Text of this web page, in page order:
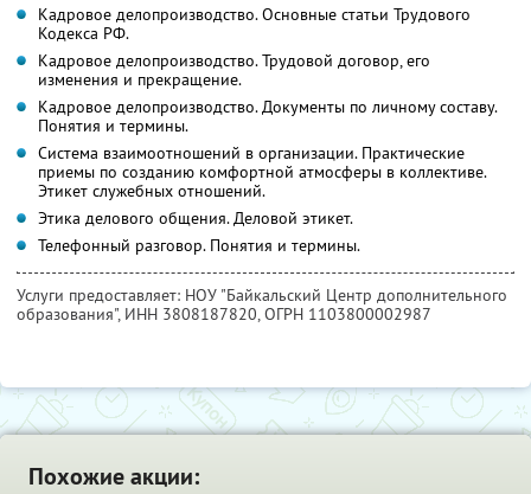
Кадровое делопроизводство. Основные статьи Трудового
Кодекса РФ.
Кадровое делопроизводство. Трудовой договор, его
изменения и прекращение.
Кадровое делопроизводство. Документы по личному составу.
Понятия и термины.
Система взаимоотношений в организации. Практические
приемы по созданию комфортной атмосферы в коллективе.
Этикет служебных отношений.
Этика делового общения. Деловой этикет.
Телефонный разговор. Понятия и термины.
Услуги предоставляет: НОУ "Байкальский Центр дополнительного
образования", ИНН 3808187820, ОГРН 1103800002987
Похожие акции: